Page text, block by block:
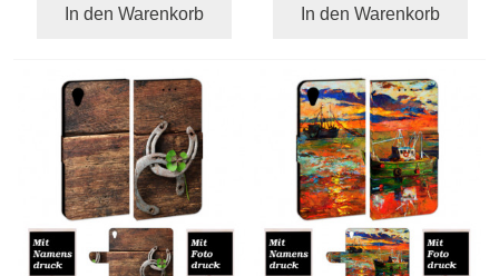
In den Warenkorb In den Warenkorb